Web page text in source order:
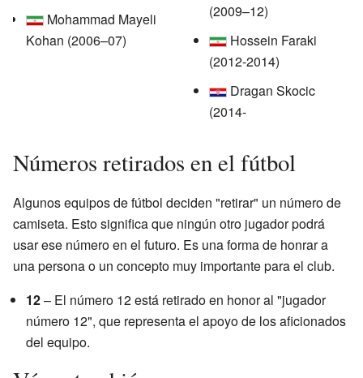
Mohammad Mayeli
Kohan (2006–07)
(2009–12)
Hossein Faraki
(2012-2014)
Dragan Skocic
(2014-
Números retirados en el fútbol
Algunos equipos de fútbol deciden "retirar" un número de
camiseta. Esto significa que ningún otro jugador podrá
usar ese número en el futuro. Es una forma de honrar a
una persona o un concepto muy importante para el club.
12– El número 12 está retirado en honor al "jugador
número 12", que representa el apoyo de los aficionados
del equipo.